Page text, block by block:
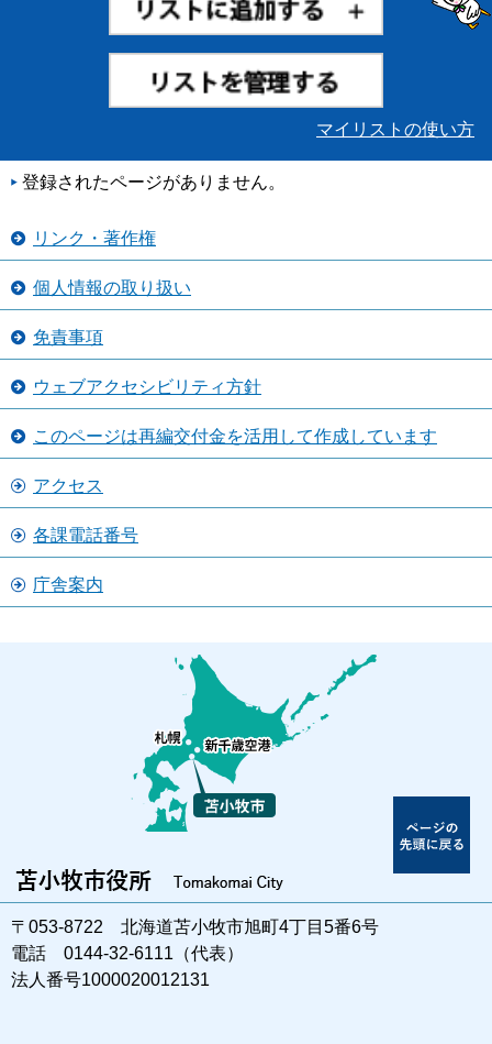
マイリストの使い方
登録されたページがありません。
リンク・著作権
個人情報の取り扱い
免責事項
ウェブアクセシビリティ方針
このページは再編交付金を活用して作成しています
アクセス
各課電話番号
庁舎案内
〒053-8722 北海道苫小牧市旭町4丁目5番6号
電話 0144-32-6111（代表）
法人番号1000020012131